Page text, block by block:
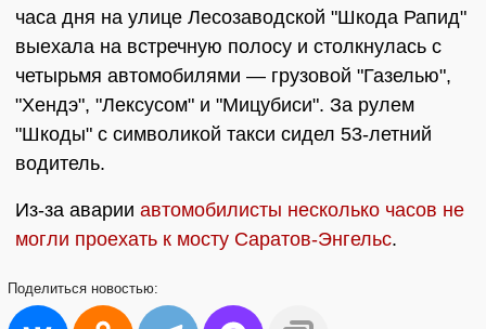
часа дня на улице Лесозаводской "Шкода Рапид"
выехала на встречную полосу и столкнулась с
четырьмя автомобилями — грузовой "Газелью",
"Хендэ", "Лексусом" и "Мицубиси". За рулем
"Шкоды" с символикой такси сидел 53-летний
водитель.
Из-за аварии автомобилисты несколько часов не
могли проехать к мосту Саратов-Энгельс.
Поделиться новостью: